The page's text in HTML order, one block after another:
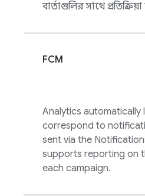
বার্তাগুলির সাথে
FCM
Analytics automatically
correspond to
sent via the
supports reporting on
each campaign.